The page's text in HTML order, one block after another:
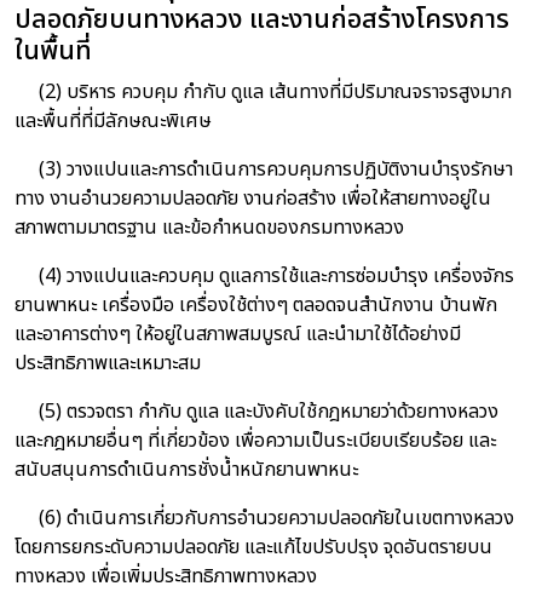
ปลอดภัยบนทางหลวง และงานก่อสร้างโครงการ
ในพื้นที่
(2) บริหาร ควบคุม กำกับ ดูแล เส้นทางที่มีปริมาณจราจรสูงมาก
และพื้นที่ที่มีลักษณะพิเศษ
(3) วางแปนและการดำเนินการควบคุมการปฏิบัติงานบำรุงรักษา
ทาง งานอำนวยความปลอดภัย งานก่อสร้าง เพื่อให้สายทางอยู่ใน
สภาพตามมาตรฐาน และข้อกำหนดของกรมทางหลวง
(4) วางแปนและควบคุม ดูแลการใช้และการซ่อมบำรุง เครื่องจักร
ยานพาหนะ เครื่องมือ เครื่องใช้ต่างๆ ตลอดจนสำนักงาน บ้านพัก
และอาคารต่างๆ ให้อยู่ในสภาพสมบูรณ์ และนำมาใช้ได้อย่างมี
ประสิทธิภาพและเหมาะสม
(5) ตรวจตรา กำกับ ดูแล และบังคับใช้กฎหมายว่าด้วยทางหลวง
และกฎหมายอื่นๆ ที่เกี่ยวข้อง เพื่อความเป็นระเบียบเรียบร้อย และ
สนับสนุนการดำเนินการชั่งน้ำหนักยานพาหนะ
(6) ดำเนินการเกี่ยวกับการอำนวยความปลอดภัยในเขตทางหลวง
โดยการยกระดับความปลอดภัย และแก้ไขปรับปรุง จุดอันตรายบน
ทางหลวง เพื่อเพิ่มประสิทธิภาพทางหลวง